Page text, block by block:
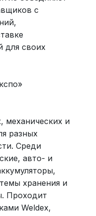
с
для своих
механических и
разных
Среди
авто- и
хранения и
Проходит
Weldeх,